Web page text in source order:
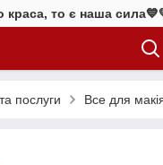
краcа, то є наша
послуги Все для